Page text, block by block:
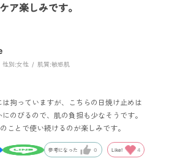
ア楽しみです。
性別:女性 肌質:敏感肌
拘っていますが、こちらの日焼け止めは
のびるので、肌の負担も少なそうです。
ことで使い続けるのが楽しみです。
参考になった 0 Like! 4